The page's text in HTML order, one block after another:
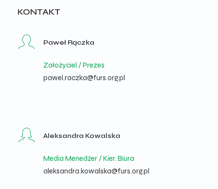
KONTAKT
Paweł Rączka
Założyciel / Prezes
pawel.raczka@furs.org.pl
Aleksandra Kowalska
Media Menedżer / Kier. Biura
aleksandra.kowalska@furs.org.pl